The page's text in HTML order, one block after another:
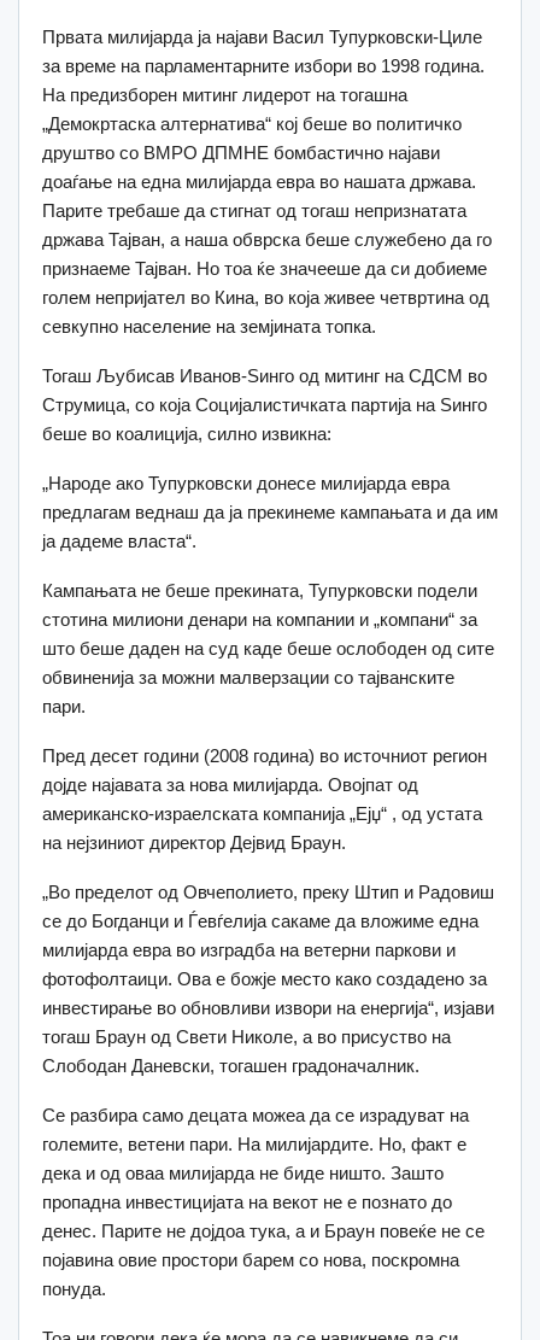
Првата милијарда ја најави Васил Тупурковски-Циле
за време на парламентарните избори во 1998 година.
На предизборен митинг лидерот на тогашна
„Демокртаска алтернатива“ кој беше во политичко
друштво со ВМРО ДПМНЕ бомбастично најави
доаѓање на една милијарда евра во нашата држава.
Парите требаше да стигнат од тогаш непризнатата
држава Тајван, а наша обврска беше служебено да го
признаеме Тајван. Но тоа ќе значееше да си добиеме
голем непријател во Кина, во која живее четвртина од
севкупно население на земјината топка.
Тогаш Љубисав Иванов-Ѕинго од митинг на СДСМ во
Струмица, со која Социјалистичката партија на Ѕинго
беше во коалиција, силно извикна:
„Народе ако Тупурковски донесе милијарда евра
предлагам веднаш да ја прекинеме кампањата и да им
ја дадеме власта“.
Кампањата не беше прекината, Тупурковски подели
стотина милиони денари на компании и „компани“ за
што беше даден на суд каде беше ослободен од сите
обвиненија за можни малверзации со тајванските
пари.
Пред десет години (2008 година) во источниот регион
дојде најавата за нова милијарда. Овојпат од
американско-израелската компанија „Ејџ“ , од устата
на нејзиниот директор Дејвид Браун.
„Во пределот од Овчеполието, преку Штип и Радовиш
се до Богданци и Ѓевѓелија сакаме да вложиме една
милијарда евра во изградба на ветерни паркови и
фотофолтаици. Ова е божје место како создадено за
инвестирање во обновливи извори на енергија“, изјави
тогаш Браун од Свети Николе, а во присуство на
Слободан Даневски, тогашен градоначалник.
Се разбира само децата можеа да се израдуват на
големите, ветени пари. На милијардите. Но, факт е
дека и од оваа милијарда не биде ништо. Зашто
пропадна инвестицијата на векот не е познато до
денес. Парите не дојдоа тука, а и Браун повеќе не се
појавина овие простори барем со нова, поскромна
понуда.